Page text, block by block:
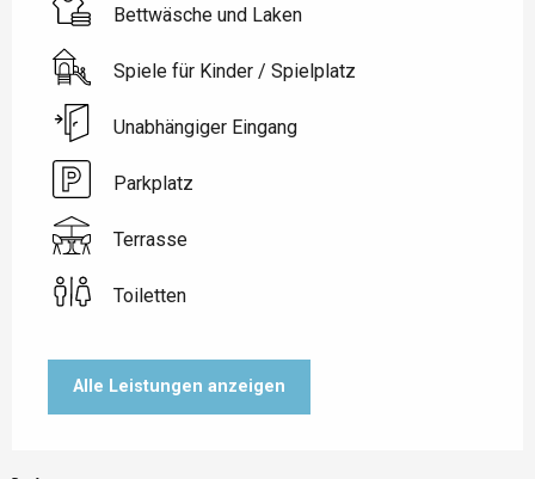
Bettwäsche und Laken
Spiele für Kinder / Spielplatz
Unabhängiger Eingang
Parkplatz
Terrasse
Toiletten
Alle Leistungen anzeigen